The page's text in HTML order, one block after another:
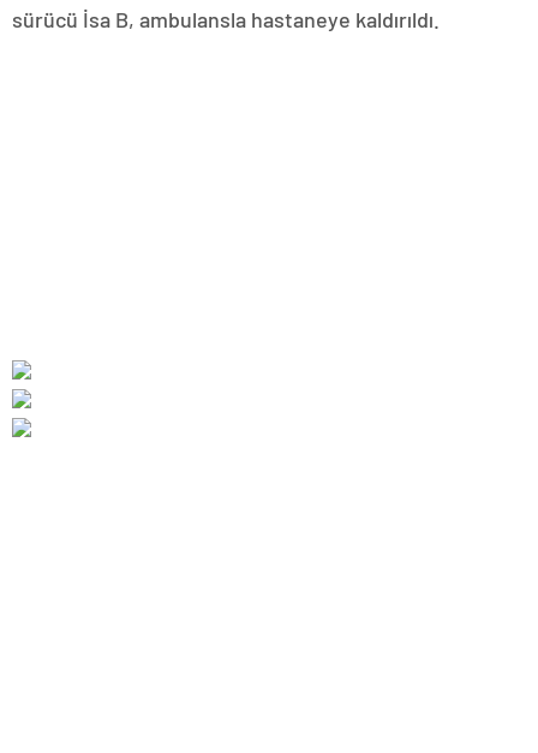
sürücü İsa B, ambulansla hastaneye kaldırıldı.